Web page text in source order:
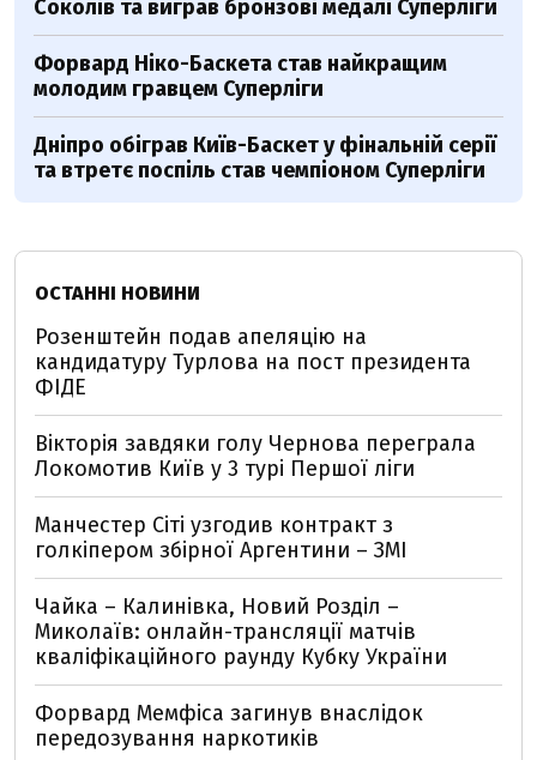
Соколів та виграв бронзові медалі Суперліги
Форвард Ніко-Баскета став найкращим
молодим гравцем Суперліги
Дніпро обіграв Київ-Баскет у фінальній серії
та втретє поспіль став чемпіоном Суперліги
ОСТАННІ НОВИНИ
Розенштейн подав апеляцію на
кандидатуру Турлова на пост президента
ФІДЕ
Вікторія завдяки голу Чернова переграла
Локомотив Київ у 3 турі Першої ліги
Манчестер Сіті узгодив контракт з
голкіпером збірної Аргентини – ЗМІ
Чайка – Калинівка, Новий Розділ –
Миколаїв: онлайн-трансляції матчів
кваліфікаційного раунду Кубку України
Форвард Мемфіса загинув внаслідок
передозування наркотиків